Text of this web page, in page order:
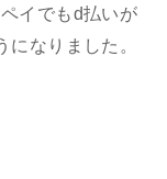
イでもd払いが
なりました。